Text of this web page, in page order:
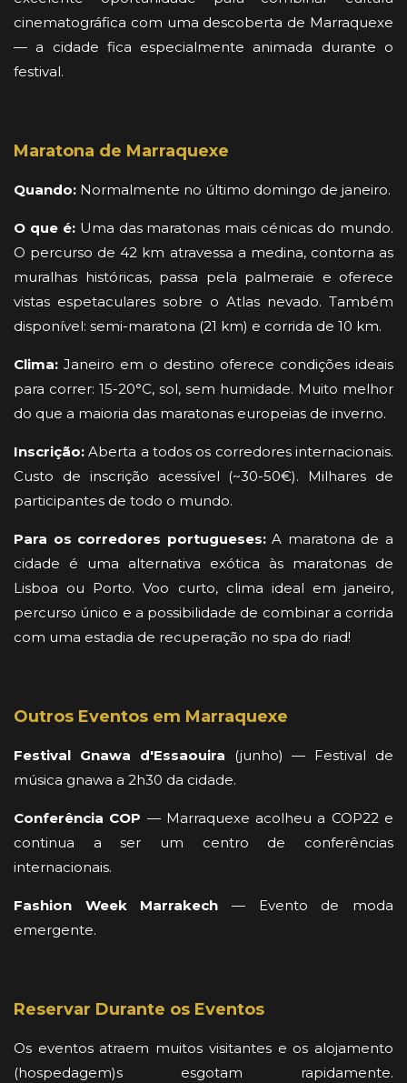
cinematográfica com uma descoberta de Marraquexe
— a cidade fica especialmente animada durante o
festival.
Maratona de Marraquexe
Quando: Normalmente no último domingo de janeiro.
O que é:Uma das maratonas mais cénicas do mundo.
O percurso de 42 km atravessa a medina, contorna as
muralhas históricas, passa pela palmeraie e oferece
vistas espetaculares sobre o Atlas nevado. Também
disponível: semi-maratona (21 km) e corrida de 10 km.
Clima: Janeiro em o destino oferece condições ideais
para correr: 15-20°C, sol, sem humidade. Muito melhor
do que a maioria das maratonas europeias de inverno.
Inscrição: Aberta a todos os corredores internacionais.
Custo de inscrição acessível (~30-50€). Milhares de
participantes de todo o mundo.
Para os corredores portugueses:A maratona de a
cidade é uma alternativa exótica às maratonas de
Lisboa ou Porto. Voo curto, clima ideal em janeiro,
percurso único e a possibilidade de combinar a corrida
com uma estadia de recuperação no spa do riad!
Outros Eventos em Marraquexe
Festival Gnawa d'Essaouira (junho) — Festival de
música gnawa a 2h30 da cidade.
Conferência COP — Marraquexe acolheu a COP22 e
continua a ser um centro de conferências
internacionais.
Fashion Week Marrakech — Evento de moda
emergente.
Reservar Durante os Eventos
Os eventos atraem muitos visitantes e os alojamento
(hospedagem)s esgotam rapidamente.